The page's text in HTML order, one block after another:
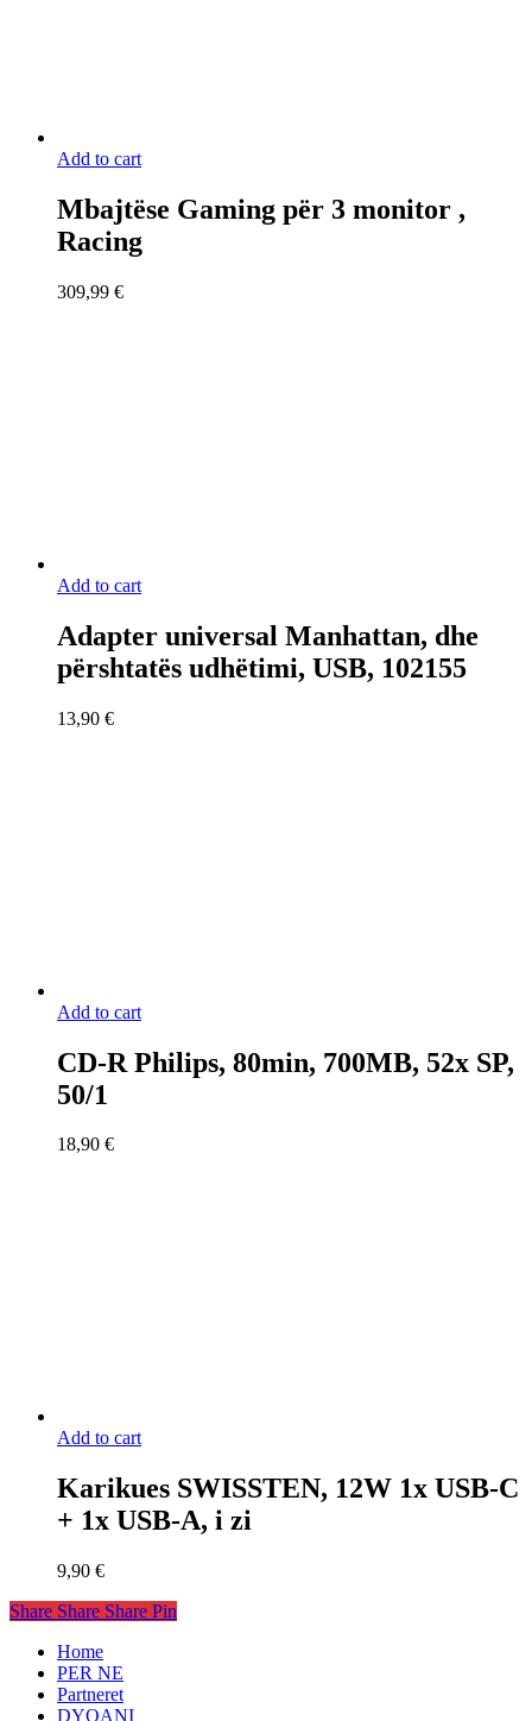
Add to cart
Mbajtëse Gaming për 3 monitor ,
Racing
309,99 €
Add to cart
Adapter universal Manhattan, dhe
përshtatës udhëtimi, USB, 102155
13,90 €
Add to cart
CD-R Philips, 80min, 700MB, 52x SP,
50/1
18,90 €
Add to cart
Karikues SWISSTEN, 12W 1x USB-C
+ 1x USB-A, i zi
9,90 €
Share Share Share Pin
Close
Menu
Home
PER NE
Partneret
DYQANI